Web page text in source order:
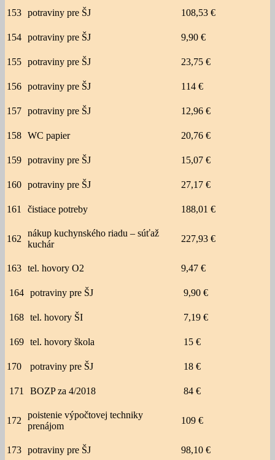
153 potraviny pre ŠJ 108,53 €
154 potraviny pre ŠJ 9,90 €
155 potraviny pre ŠJ 23,75 €
156 potraviny pre ŠJ 114 €
157 potraviny pre ŠJ 12,96 €
158 WC papier 20,76 €
159 potraviny pre ŠJ 15,07 €
160 potraviny pre ŠJ 27,17 €
161 čistiace potreby 188,01 €
162
nákup kuchynského riadu – súťaž
kuchár
227,93 €
163 tel. hovory O2 9,47 €
164 potraviny pre ŠJ 9,90 €
168 tel. hovory ŠI 7,19 €
169 tel. hovory škola 15 €
170 potraviny pre ŠJ 18 €
171 BOZP za 4/2018 84 €
172
poistenie výpočtovej techniky
prenájom
109 €
173 potraviny pre ŠJ 98,10 €